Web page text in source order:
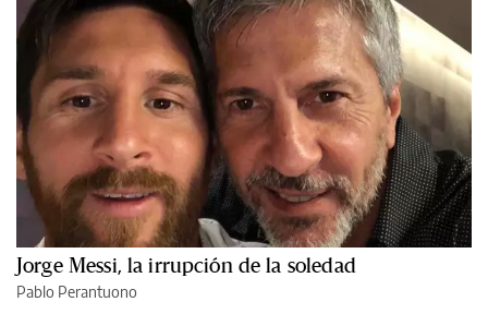
Jorge Messi, la irrupción de la soledad
Pablo Perantuono